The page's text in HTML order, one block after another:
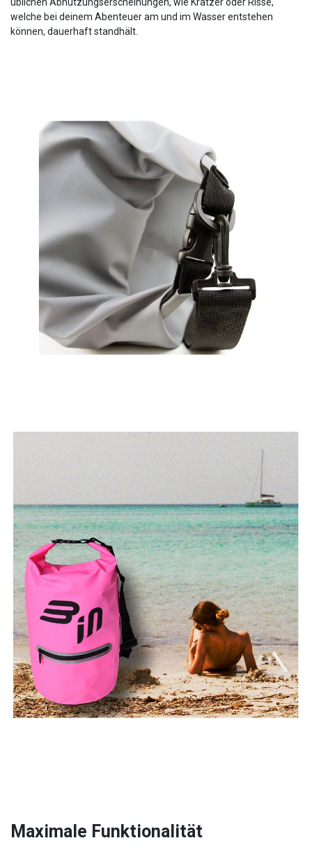
welche bei deinem Abenteuer am und im Wasser entstehen
können, dauerhaft standhält.
Maximale Funktionalität